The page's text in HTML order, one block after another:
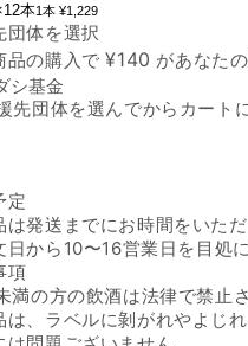
本1本 ¥1,229
団体を選択
品の購入で¥140 があなた
団体
先団体を選んでからカート
タリア産 白泡「フェニーチェ ブラ
定
は発送までにお時間をいた
日から10〜16営業日を目処
項
満の方の飲酒は法律で禁止
は、ラベルに剝がれやよじ